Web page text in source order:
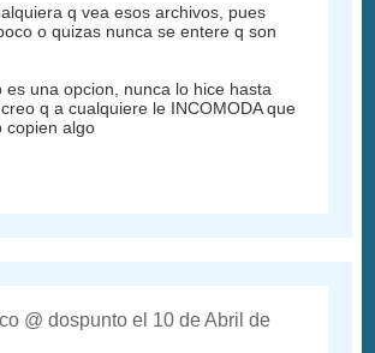
q vea esos archivos, pues
o quizas nunca se entere q son
es una opcion, nunca lo hice hasta
q a cualquiere le INCOMODA que
copien algo
@ dospunto el 10 de Abril de